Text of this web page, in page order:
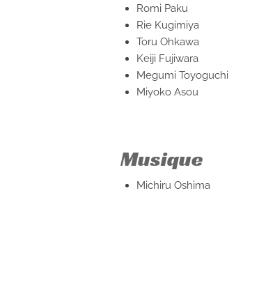
Romi Paku
Rie Kugimiya
Toru Ohkawa
Keiji Fujiwara
Megumi Toyoguchi
Miyoko Asou
Musique
Michiru Oshima